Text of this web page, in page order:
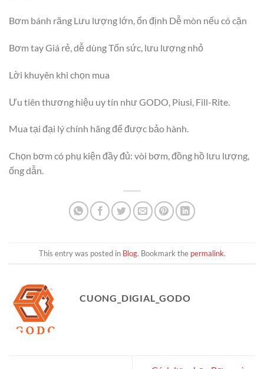
Bơm bánh răng Lưu lượng lớn, ổn định Dễ mòn nếu có cặn
Bơm tay Giá rẻ, dễ dùng Tốn sức, lưu lượng nhỏ
Lời khuyên khi chọn mua
Ưu tiên thương hiệu uy tín như GODO, Piusi, Fill-Rite.
Mua tại đại lý chính hãng để được bảo hành.
Chọn bơm có phụ kiện đầy đủ: vòi bơm, đồng hồ lưu lượng,
ống dẫn.
This entry was posted in Blog. Bookmark the permalink.
CUONG_DIGIAL_GODO